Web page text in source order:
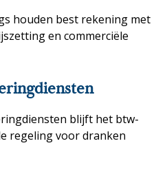
houden best rekening met
en commerciële
blijft het btw-
regeling voor dranken